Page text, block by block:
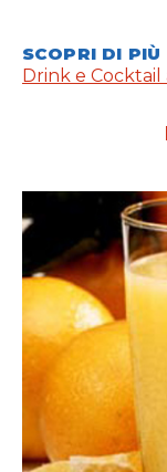
SCOPRI DI PIÙ
Drink e Cocktail